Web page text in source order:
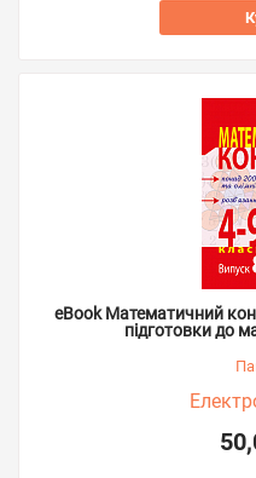
eBook Математичний
підготовки до